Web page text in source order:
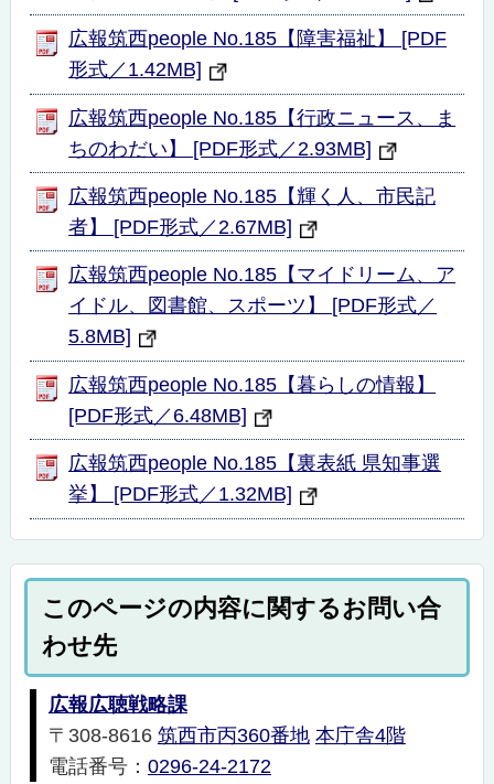
広報筑西people No.185【障害福祉】 [PDF
形式／1.42MB]
広報筑西people No.185【行政ニュース、ま
ちのわだい】 [PDF形式／2.93MB]
広報筑西people No.185【輝く人、市民記
者】 [PDF形式／2.67MB]
広報筑西people No.185【マイドリーム、ア
イドル、図書館、スポーツ】 [PDF形式／
5.8MB]
広報筑西people No.185【暮らしの情報】
[PDF形式／6.48MB]
広報筑西people No.185【裏表紙 県知事選
挙】 [PDF形式／1.32MB]
このページの内容に関するお問い合
わせ先
広報広聴戦略課
〒308-8616 筑西市丙360番地 本庁舎4階
電話番号： 0296-24-2172